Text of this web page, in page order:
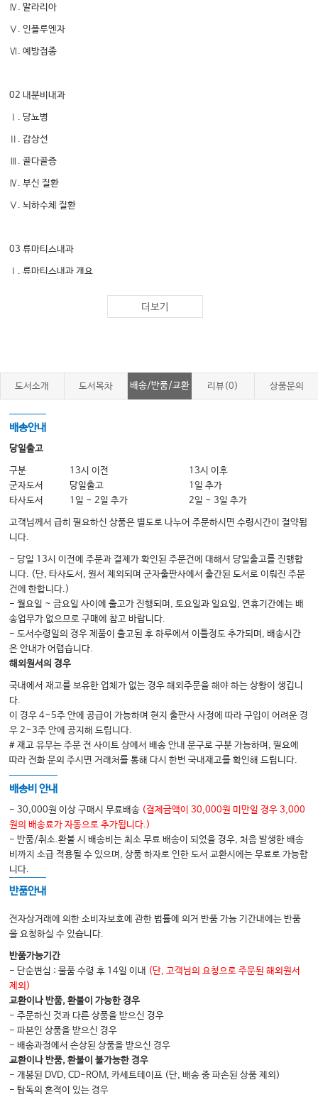
Ⅳ. 말라리아
Ⅴ. 인플루엔자
Ⅵ. 예방접종
02 내분비내과
Ⅰ. 당뇨병
Ⅱ. 갑상선
Ⅲ. 골다골증
Ⅳ. 부신 질환
Ⅴ. 뇌하수체 질환
03 류마티스내과
Ⅰ. 류마티스내과 개요
Ⅱ. 류마티스 질환의 진단검사
Ⅵ. 베체트 병
Ⅷ. 통풍
Ⅸ. 염증근질환
Ⅹ. 쇼그렌 증후군
XI. 전신경화증
XIII. 관절 천자술
04 소화기내과
간
Ⅰ. 개요
Ⅱ. 급성 바이러스성 간염
Ⅲ. 만성 B형 간염
Ⅳ. 만성 C형 간염
Ⅴ. 알코올성 간질환
Ⅵ. 비알코올성 지방간질환
Ⅶ. 자가면역 및 유전 대사성 질환
Ⅷ. 간경변과 그 합병증
Ⅹ. 급성 간부전
XI. 간이식
담췌
Ⅱ. 담낭, 담도 질환
Ⅲ. 담도 질환의 비수술적 치료법
Ⅳ. 급성 췌장염
Ⅴ. 만성 췌장염
Ⅵ. 췌장암
Ⅶ. 췌장 낭성 종양
위장관 공통
더보기
도서소개 도서목차 배송/반품/교환 리뷰(0) 상품문의
배송안내
당일출고
구분 13시 이전
13시 이후
군자도서
당일출고
1일 추가
타사도서
1일 ~ 2일 추가 2일 ~ 3일 추가
고객님께서 급히 필요하신 상품은 별도로 나누어 주문하시면 수령시간이 절약됩
니다.
- 당일 13시 이전에 주문과 결제가 확인된 주문건에 대해서 당일출고를 진행합
니다. (단, 타사도서, 원서 제외되며 군자출판사에서 출간된 도서로 이뤄진 주문
건에 한합니다.)
- 월요일 ~ 금요일 사이에 출고가 진행되며, 토요일과 일요일, 연휴기간에는 배
송업무가 없으므로 구매에 참고 바랍니다.
- 도서수령일의 경우 제품이 출고된 후 하루에서 이틀정도 추가되며, 배송시간
은 안내가 어렵습니다.
해외원서의 경우
국내에서 재고를 보유한 업체가 없는 경우 해외주문을 해야 하는 상황이 생깁니
다.
이 경우 4~5주 안에 공급이 가능하며 현지 출판사 사정에 따라 구입이 어려운 경
우 2~3주 안에 공지해 드립니다.
# 재고 유무는 주문 전 사이트 상에서 배송 안내 문구로 구분 가능하며, 필요에
따라 전화 문의 주시면 거래처를 통해 다시 한번 국내재고를 확인해 드립니다.
배송비 안내
- 30,000원 이상 구매시 무료배송 (결제금액이 30,000원 미만일 경우 3,000
원의 배송료가 자동으로 추가됩니다.)
- 반품/취소.환불 시 배송비는 최소 무료 배송이 되었을 경우, 처음 발생한 배송
비까지 소급 적용될 수 있으며, 상품 하자로 인한 도서 교환시에는 무료로 가능합
니다.
반품안내
전자상거래에 의한 소비자보호에 관한 법률에 의거 반품 가능 기간내에는 반품
을 요청하실 수 있습니다.
반품가능기간
- 단순변심 : 물품 수령 후 14일 이내 (단, 고객님의 요청으로 주문된 해외원서
제외)
교환이나 반품, 환불이 가능한 경우
- 주문하신 것과 다른 상품을 받으신 경우
- 파본인 상품을 받으신 경우
- 배송과정에서 손상된 상품을 받으신 경우
교환이나 반품, 환불이 불가능한 경우
- 개봉된 DVD, CD-ROM, 카세트테이프 (단, 배송 중 파손된 상품 제외)
- 탐독의 흔적이 있는 경우